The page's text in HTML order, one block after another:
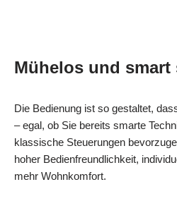
Mühelos und smart
Die Bedienung ist so gestaltet,
– egal, ob Sie bereits smarte
klassische Steuerungen
hoher Bedienfreundlichkeit,
mehr Wohnkomfort.